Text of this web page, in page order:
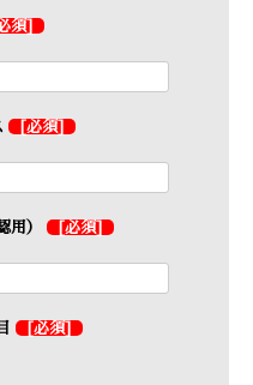
須]
[必須]
用） [必須]
[必須]